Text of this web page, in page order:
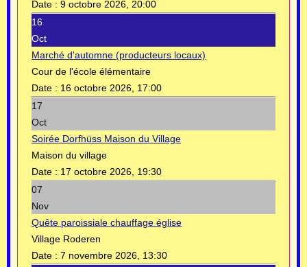
Date : 9 octobre 2026, 20:00
16
Oct
Marché d'automne (producteurs locaux)
Cour de l'école élémentaire
Date : 16 octobre 2026, 17:00
17
Oct
Soirée Dorfhüss Maison du Village
Maison du village
Date : 17 octobre 2026, 19:30
07
Nov
Quête paroissiale chauffage église
Village Roderen
Date : 7 novembre 2026, 13:30